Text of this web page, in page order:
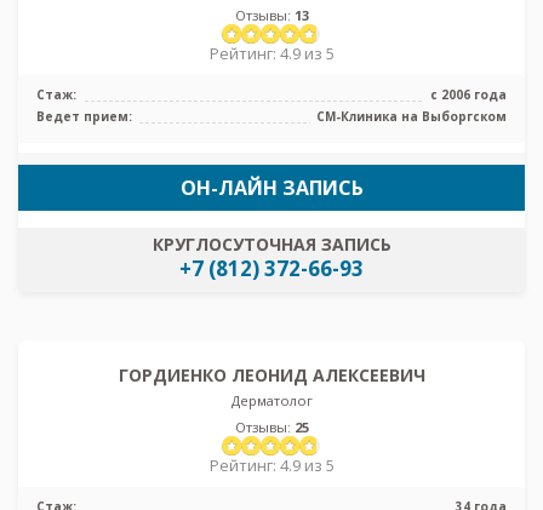
Отзывы: 13
Рейтинг: 4.9 из 5
Стаж:
с 2006 года
Ведет прием:
СМ-Клиника на Выборгском
ОН-ЛАЙН ЗАПИСЬ
КРУГЛОСУТОЧНАЯ ЗАПИСЬ
+7 (812) 372-66-93
ГОРДИЕНКО ЛЕОНИД АЛЕКСЕЕВИЧ
Дерматолог
Отзывы: 25
Рейтинг: 4.9 из 5
Стаж: 34 года